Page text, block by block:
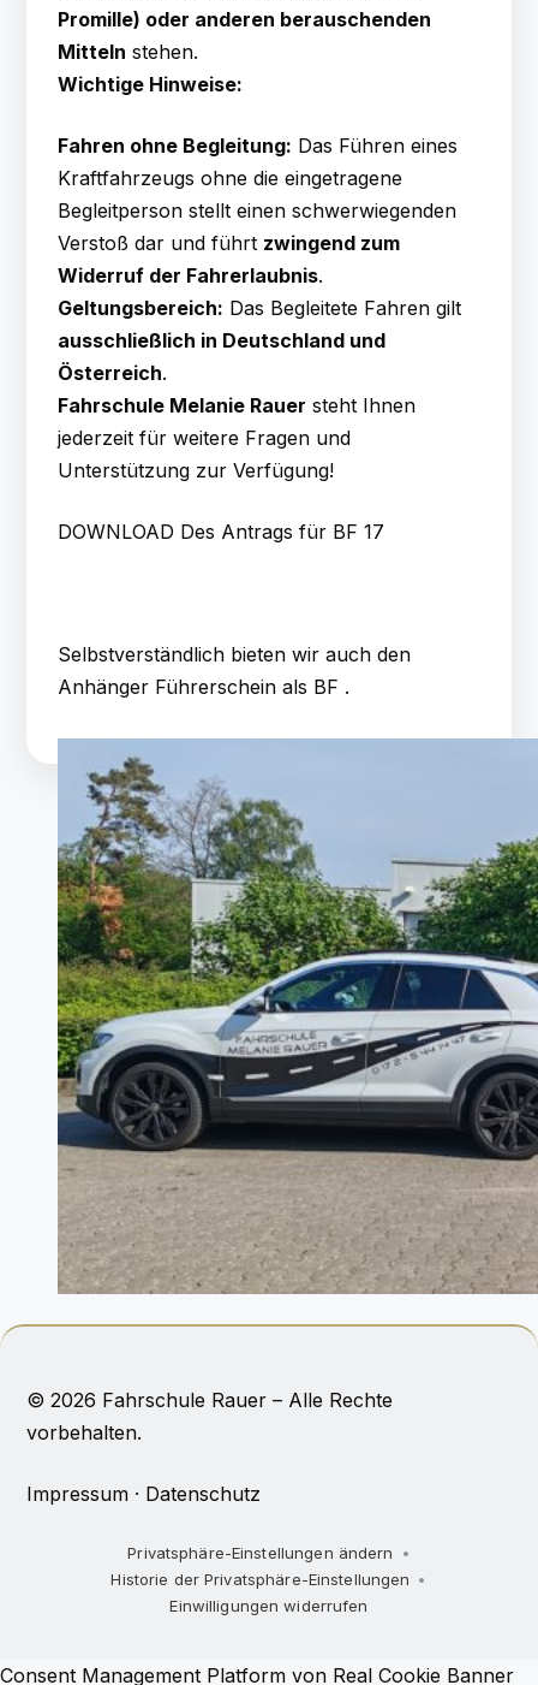
Promille) oder anderen berauschenden
Mitteln stehen.
Wichtige Hinweise:
Fahren ohne Begleitung: Das Führen eines
Kraftfahrzeugs ohne die eingetragene
Begleitperson stellt einen schwerwiegenden
Verstoß dar und führt zwingend zum
Widerruf der Fahrerlaubnis.
Geltungsbereich: Das Begleitete Fahren gilt
ausschließlich in Deutschland und
Österreich.
Fahrschule Melanie Rauer steht Ihnen
jederzeit für weitere Fragen und
Unterstützung zur Verfügung!
DOWNLOAD Des Antrags für BF 17
Selbstverständlich bieten wir auch den
Anhänger Führerschein als BF .
© 2026 Fahrschule Rauer – Alle Rechte
vorbehalten.
Impressum · Datenschutz
Privatsphäre-Einstellungen ändern
Historie der Privatsphäre-Einstellungen
Einwilligungen widerrufen
Consent Management Platform von Real Cookie Banner